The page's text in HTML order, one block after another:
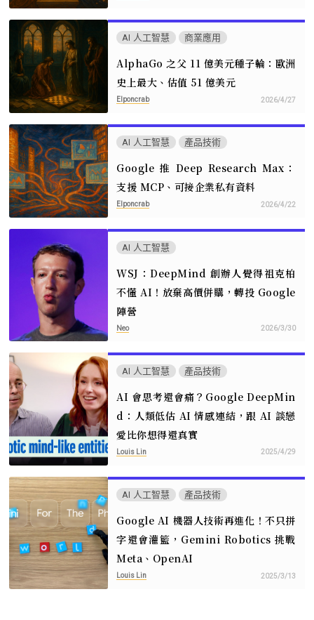
AI 人工智慧 商業應用
AlphaGo 之父 11 億美元種子輪：歐洲
史上最大、估值 51 億美元
Elponcrab 2026/4/27
AI 人工智慧 產品技術
Google 推 Deep Research Max：
支援 MCP、可接企業私有資料
Elponcrab 2026/4/22
AI 人工智慧
WSJ：DeepMind 創辦人覺得祖克柏
不懂 AI！放棄高價併購，轉投 Google
陣營
Neo 2026/3/30
AI 人工智慧 產品技術
AI 會思考還會痛？Google DeepMin
d：人類低估 AI 情感連結，跟 AI 談戀
愛比你想得還真實
Louis Lin 2025/4/29
AI 人工智慧 產品技術
Google AI 機器人技術再進化！不只拼
字還會灌籃，Gemini Robotics 挑戰
Meta、OpenAI
Louis Lin 2025/3/13